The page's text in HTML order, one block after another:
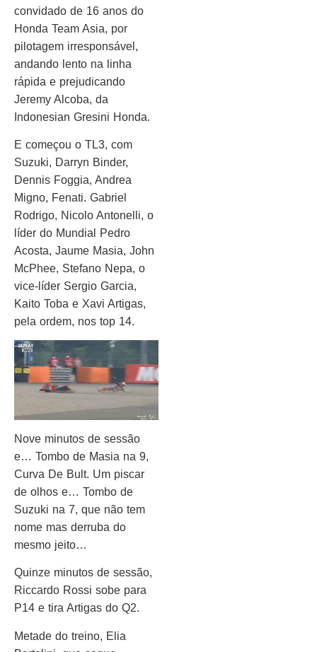
convidado de 16 anos do
Honda Team Asia, por
pilotagem irresponsável,
andando lento na linha
rápida e prejudicando
Jeremy Alcoba, da
Indonesian Gresini Honda.
E começou o TL3, com
Suzuki, Darryn Binder,
Dennis Foggia, Andrea
Migno, Fenati. Gabriel
Rodrigo, Nicolo Antonelli, o
líder do Mundial Pedro
Acosta, Jaume Masia, John
McPhee, Stefano Nepa, o
vice-líder Sergio Garcia,
Kaito Toba e Xavi Artigas,
pela ordem, nos top 14.
Nove minutos de sessão
e… Tombo de Masia na 9,
Curva De Bult. Um piscar
de olhos e… Tombo de
Suzuki na 7, que não tem
nome mas derruba do
mesmo jeito…
Quinze minutos de sessão,
Riccardo Rossi sobe para
P14 e tira Artigas do Q2.
Metade do treino, Elia